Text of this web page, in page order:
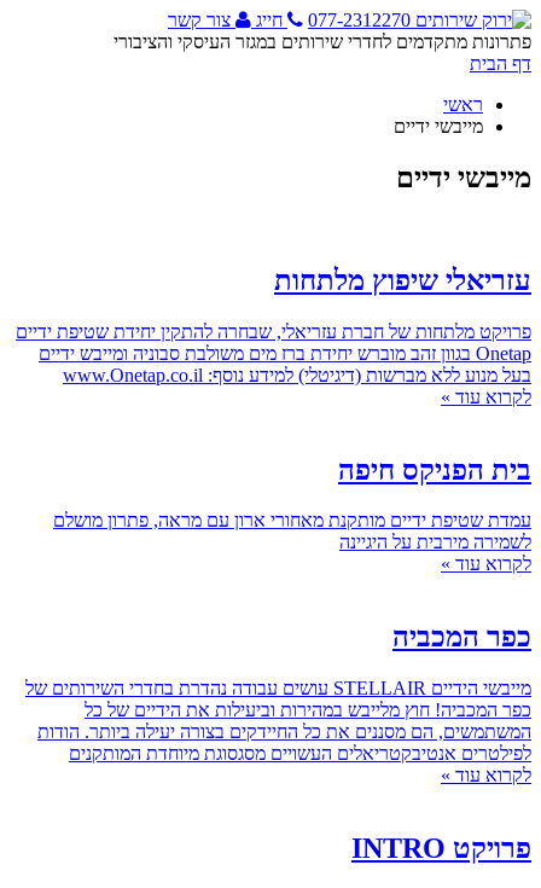
077-2312270 חייג
צור קשר
פתרונות מתקדמים לחדרי שירותים במגזר העיסקי והציבורי
דף הבית
ראשי
מייבשי ידיים
מייבשי ידיים
עזריאלי שיפוץ מלתחות
פרויקט מלתחות של חברת עזריאלי, שבחרה להתקין יחידת שטיפת ידיים
Onetap בגוון זהב מוברש יחידת ברז מים משולבת סבוניה ומייבש ידיים
בעל מנוע ללא מברשות (דיגיטלי) למידע נוסף: www.Onetap.co.il
לקרוא עוד »
בית הפניקס חיפה
עמדת שטיפת ידיים מותקנת מאחורי ארון עם מראה, פתרון מושלם
לשמירה מירבית על היגיינה
לקרוא עוד »
כפר המכביה
מייבשי הידיים STELLAIR עושים עבודה נהדרת בחדרי השירותים של
כפר המכביה! חוץ מלייבש במהירות וביעילות את הידיים של כל
המשתמשים, הם מסננים את כל החיידקים בצורה יעילה ביותר. הודות
לפילטרים אנטיבקטריאלים העשויים מסגסוגת מיוחדת המותקנים
לקרוא עוד »
פרויקט INTRO